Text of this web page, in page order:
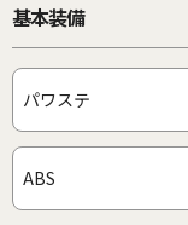
基本装備
パワステ
ABS